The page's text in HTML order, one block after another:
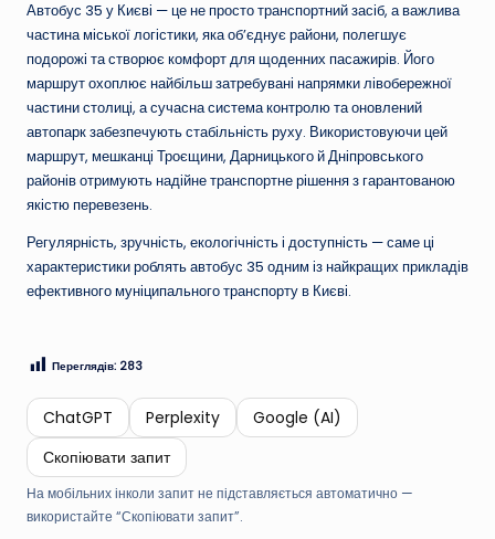
Автобус 35 у Києві — це не просто транспортний засіб, а важлива
частина міської логістики, яка об’єднує райони, полегшує
подорожі та створює комфорт для щоденних пасажирів. Його
маршрут охоплює найбільш затребувані напрямки лівобережної
частини столиці, а сучасна система контролю та оновлений
автопарк забезпечують стабільність руху. Використовуючи цей
маршрут, мешканці Троєщини, Дарницького й Дніпровського
районів отримують надійне транспортне рішення з гарантованою
якістю перевезень.
Регулярність, зручність, екологічність і доступність — саме ці
характеристики роблять автобус 35 одним із найкращих прикладів
ефективного муніципального транспорту в Києві.
Переглядів: 283
ChatGPT Perplexity
Google (AI)
Скопіювати запит
На мобільних інколи запит не підставляється автоматично —
використайте “Скопіювати запит”.